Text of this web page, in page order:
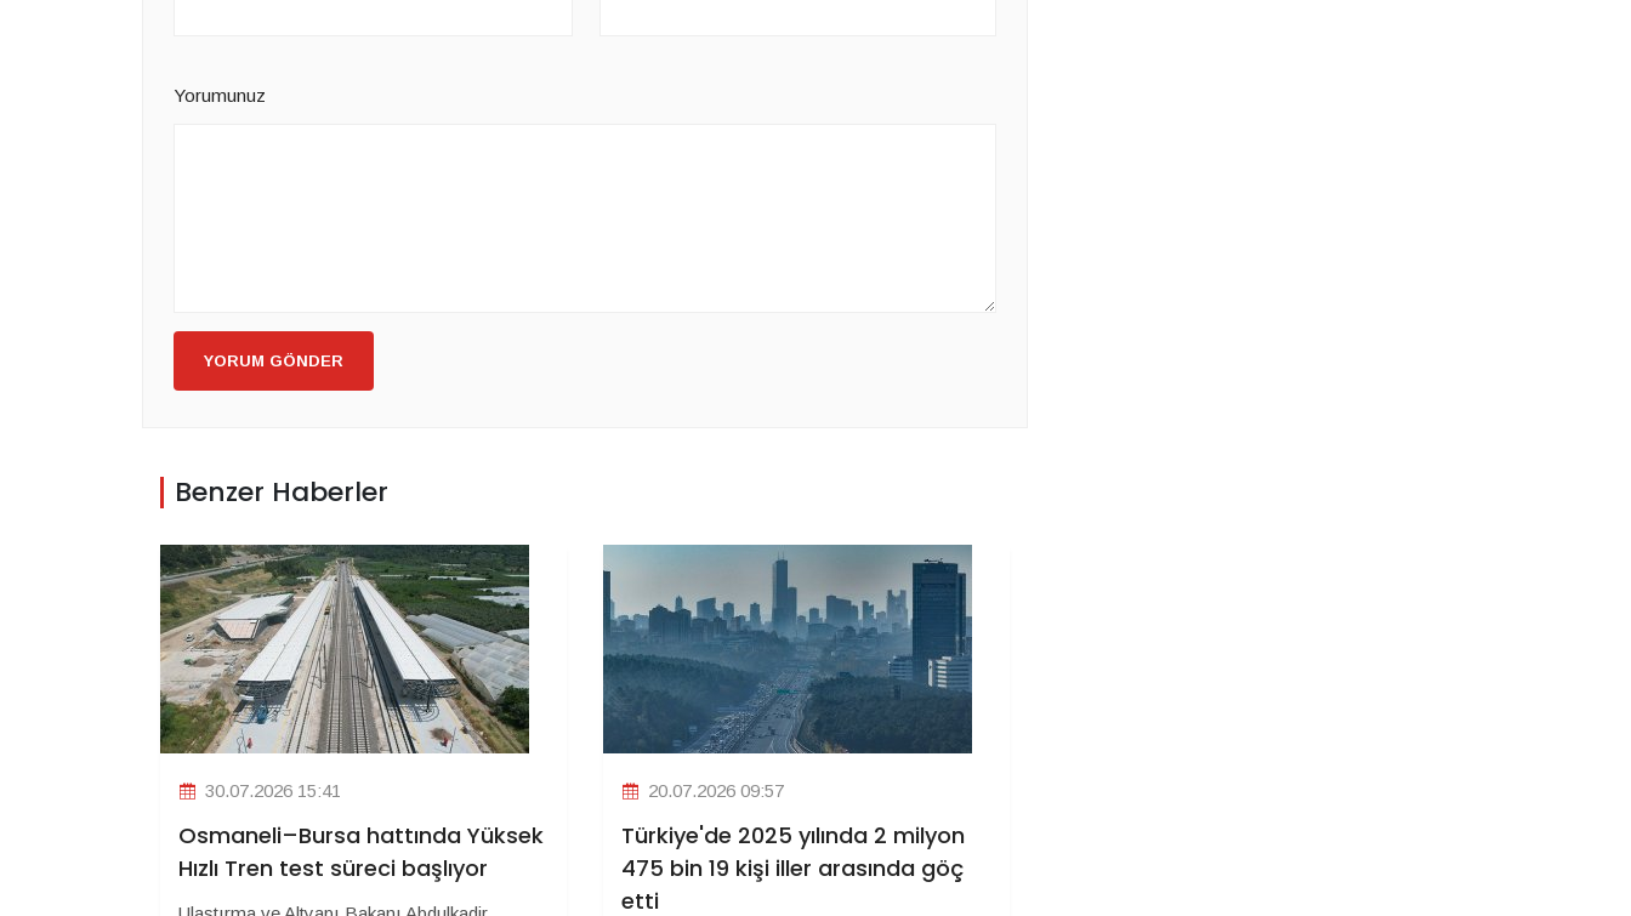
Yorumunuz
YORUM GÖNDER
Benzer Haberler
30.07.2026 15:41
Osmaneli–Bursa hattında Yüksek
Hızlı Tren test süreci başlıyor
20.07.2026 09:57
Türkiye'de 2025 yılında 2 milyon
475 bin 19 kişi iller arasında göç
etti